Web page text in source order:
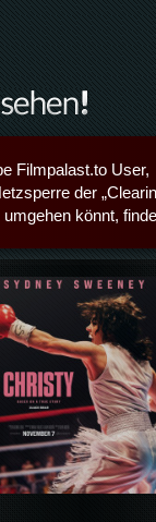
Filmpalast.to User,
der
könnt,
Details,Play